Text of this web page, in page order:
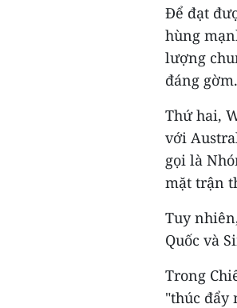
Để đạt
hùng
lượng
đáng
Thứ hai,
với
gọi là
mặt trận
Tuy
Quốc và
Trong
"thúc đẩy